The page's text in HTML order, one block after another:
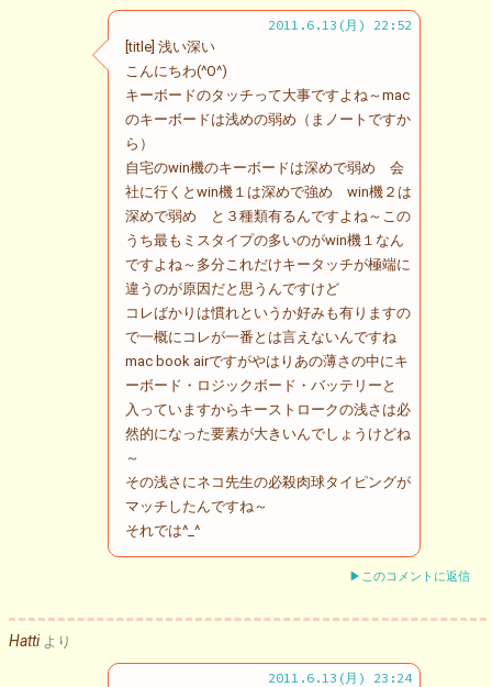
2011.6.13(月) 22:52
[title] 浅い深い
こんにちわ(^O^)
キーボードのタッチって大事ですよね～mac
のキーボードは浅めの弱め（まノートですか
ら）
自宅のwin機のキーボードは深めで弱め 会
社に行くとwin機１は深めで強め win機２は
深めで弱め と３種類有るんですよね～この
うち最もミスタイプの多いのがwin機１なん
ですよね～多分これだけキータッチが極端に
違うのが原因だと思うんですけど
コレばかりは慣れというか好みも有りますの
で一概にコレが一番とは言えないんですね
mac book airですがやはりあの薄さの中にキ
ーボード・ロジックボード・バッテリーと
入っていますからキーストロークの浅さは必
然的になった要素が大きいんでしょうけどね
～
その浅さにネコ先生の必殺肉球タイピングが
マッチしたんですね～
それでは^_^
▶このコメントに返信
Hatti より
2011.6.13(月) 23:24